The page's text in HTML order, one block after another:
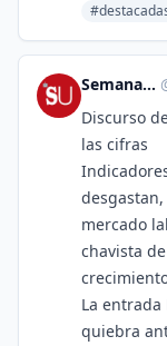
Semanario Universidad
Discurso
las cifras
mercado
chavista
La
quiebra